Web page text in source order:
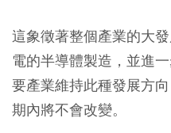
這象徵著整個產業的大
電的半導體製造，並進
要產業維持此種發展方
期內將不會改變。